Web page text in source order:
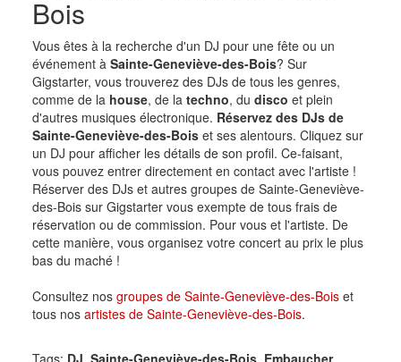
Bois
Vous êtes à la recherche d'un DJ pour une fête ou un
événement à Sainte-Geneviève-des-Bois? Sur
Gigstarter, vous trouverez des DJs de tous les genres,
comme de la house, de la techno, du disco et plein
d'autres musiques électronique. Réservez des DJs de
Sainte-Geneviève-des-Boiset ses alentours. Cliquez sur
un DJ pour afficher les détails de son profil. Ce-faisant,
vous pouvez entrer directement en contact avec l'artiste !
Réserver des DJs et autres groupes de Sainte-Geneviève-
des-Bois sur Gigstarter vous exempte de tous frais de
réservation ou de commission. Pour vous et l'artiste. De
cette manière, vous organisez votre concert au prix le plus
bas du maché !
Consultez nos groupes de Sainte-Geneviève-des-Boiset
tous nos artistes de Sainte-Geneviève-des-Bois.
Tags: DJ, Sainte-Geneviève-des-Bois, Embaucher